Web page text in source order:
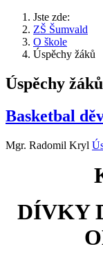
Jste zde:
ZŠ Šumvald
O škole
Úspěchy žáků
Úspěchy
Basketbal
Mgr. Radomil Kryl
DÍVKY